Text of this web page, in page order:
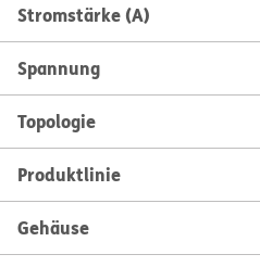
Stromstärke (A)
Spannung
Topologie
Produktlinie
Gehäuse